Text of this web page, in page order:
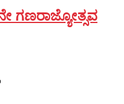
ಗಣರಾಜ್ಯೋತ್ಸವ